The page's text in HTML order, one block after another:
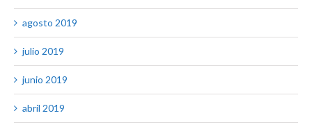
agosto 2019
julio 2019
junio 2019
abril 2019